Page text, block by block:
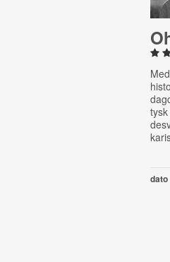
dato